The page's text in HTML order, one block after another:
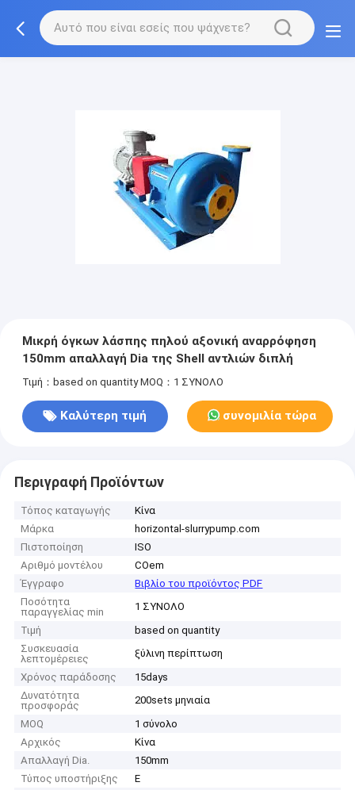
Μικρή όγκων λάσπης πηλού αξονική αναρρόφηση
150mm απαλλαγή Dia της Shell αντλιών διπλή
Τιμή：based on quantity MOQ：1 ΣΥΝΟΛΟ
Καλύτερη τιμή συνομιλία τώρα
Περιγραφή Προϊόντων
Τόπος καταγωγής
Κίνα
Μάρκα
horizontal-slurrypump.com
Πιστοποίηση
ISO
Αριθμό μοντέλου
COem
Έγγραφο
Βιβλίο του προϊόντος PDF
Ποσότητα
παραγγελίας min
1 ΣΥΝΟΛΟ
Τιμή
based on quantity
Συσκευασία
λεπτομέρειες
ξύλινη περίπτωση
Χρόνος παράδοσης
15days
Δυνατότητα
προσφοράς
200sets μηνιαία
MOQ
1 σύνολο
Αρχικός
Κίνα
Απαλλαγή Dia.
150mm
Τύπος υποστήριξης
Ε